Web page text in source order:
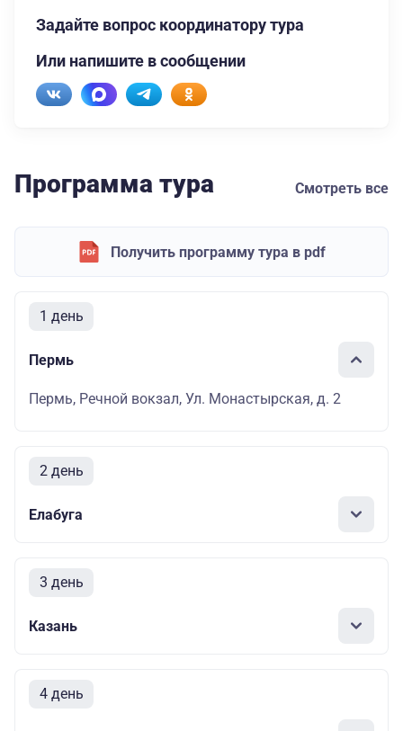
Задайте вопрос координатору тура
Или напишите в сообщении
Программа тура Смотреть все
Получить программу тура в pdf
1 день
Пермь
Пермь, Речной вокзал, Ул. Монастырская, д. 2
2 день
Елабуга
3 день
Казань
4 день